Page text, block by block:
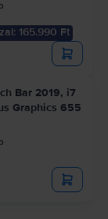
165.990 Ft
Bar 2019, i7
Graphics 655